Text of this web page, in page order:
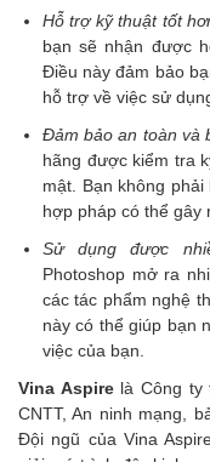
Hỗ trợ kỹ thuật tốt
bạn sẽ nhận được
Điều này đảm bảo
hỗ trợ về việc sử
Đảm bảo an toàn và
hãng được kiểm tra
mật. Bạn không
hợp pháp có thể gây
Sử dụng được
Photoshop mở ra
các tác phẩm nghệ
này có thể giúp bạn
việc của bạn.
Vina Aspirelà Công ty
CNTT, An ninh mạng,
Đội ngũ của Vina